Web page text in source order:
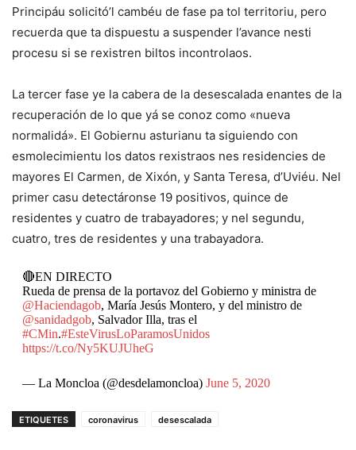
Principáu solicitó’l cambéu de fase pa tol territoriu, pero
recuerda que ta dispuestu a suspender l’avance nesti
procesu si se rexistren biltos incontrolaos.
La tercer fase ye la cabera de la desescalada enantes de la
recuperación de lo que yá se conoz como «nueva
normalidá». El Gobiernu asturianu ta siguiendo con
esmolecimientu los datos rexistraos nes residencies de
mayores El Carmen, de Xixón, y Santa Teresa, d’Uviéu. Nel
primer casu detectáronse 19 positivos, quince de
residentes y cuatro de trabayadores; y nel segundu,
cuatro, tres de residentes y una trabayadora.
🔴EN DIRECTO
Rueda de prensa de la portavoz del Gobierno y ministra de
@Haciendagob, María Jesús Montero, y del ministro de
@sanidadgob, Salvador Illa, tras el
#CMin.#EsteVirusLoParamosUnidos
https://t.co/Ny5KUJUheG
— La Moncloa (@desdelamoncloa) June 5, 2020
ETIQUETES coronavirus desescalada